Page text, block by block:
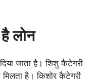
लोन
जाता है। शिशु कैटेगरी
है। किशोर कैटेगरी